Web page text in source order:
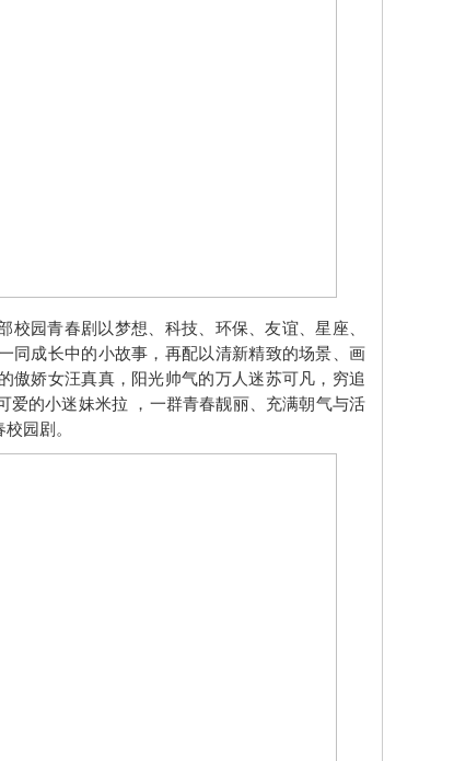
园青春剧以梦想、科技、环保、友谊、星座、
同成长中的小故事，再配以清新精致的场景、画
傲娇女汪真真，阳光帅气的万人迷苏可凡，穷追
爱的小迷妹米拉 ，一群青春靓丽、充满朝气与活
园剧。